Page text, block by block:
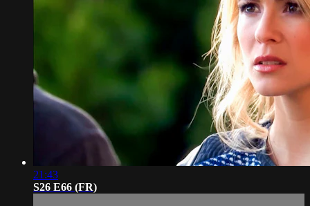
21:43
S26 E66 (FR)